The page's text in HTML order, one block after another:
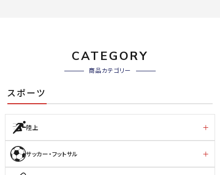
CATEGORY
商品カテゴリー
スポーツ
陸上
サッカー・フットサル